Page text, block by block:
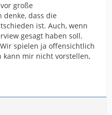
große
dass die
ist. Auch, wenn
gesagt haben soll.
spielen ja offensichtlich
mir nicht vorstellen,